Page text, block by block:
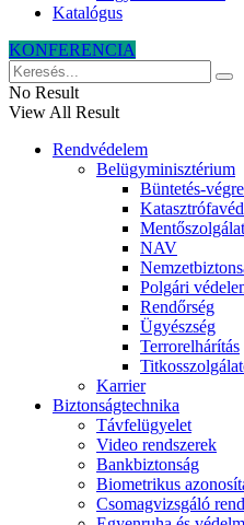
Katalógus
KONFERENCIA
No Result
View All Result
Rendvédelem
Belügyminisztérium
Büntetés-
Mentőszolgálat
NAV
Polgári
Rendőrség
Ügyészség
Terrorelhárítás
Karrier
Biztonságtechnika
Távfelügyelet
Video rendszerek
Bankbiztonság
Biometrikus
Csomagvizsgáló